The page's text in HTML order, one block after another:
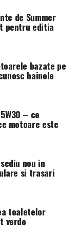
de Summer
pentru editia
bazate pe
hainele
– ce
motoare este
nou in
si trasari
toaletelor
verde